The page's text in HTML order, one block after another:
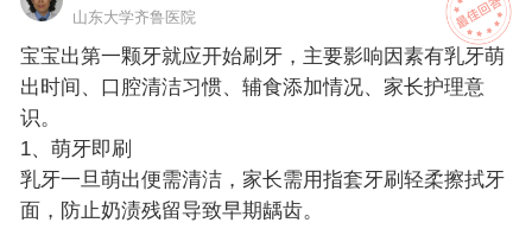
山东大学齐鲁医院
宝宝出第一颗牙就应开始刷牙，主要影响因素有乳牙萌
出时间、口腔清洁习惯、辅食添加情况、家长护理意
识。
1、萌牙即刷
乳牙一旦萌出便需清洁，家长需用指套牙刷轻柔擦拭牙
面，防止奶渍残留导致早期龋齿。